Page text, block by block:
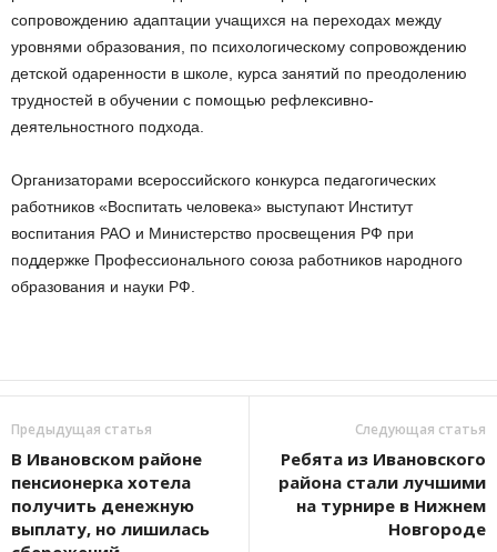
сопровождению адаптации учащихся на переходах между
уровнями образования, по психологическому сопровождению
детской одаренности в школе, курса занятий по преодолению
трудностей в обучении с помощью рефлексивно-
деятельностного подхода.
Организаторами всероссийского конкурса педагогических
работников «Воспитать человека» выступают Институт
воспитания РАО и Министерство просвещения РФ при
поддержке Профессионального союза работников народного
образования и науки РФ.
Предыдущая статья
В Ивановском районе
пенсионерка хотела
получить денежную
выплату, но лишилась
Следующая статья
Ребята из Ивановского
района стали лучшими
на турнире в Нижнем
Новгороде